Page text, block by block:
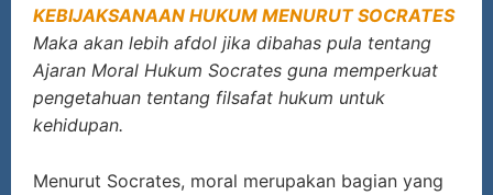
KEBIJAKSANAAN HUKUM MENURUT SOCRATES
Maka akan lebih afdol jika dibahas pula tentang
Ajaran Moral Hukum Socrates guna memperkuat
pengetahuan tentang filsafat hukum untuk
kehidupan.
Menurut Socrates, moral merupakan bagian yang